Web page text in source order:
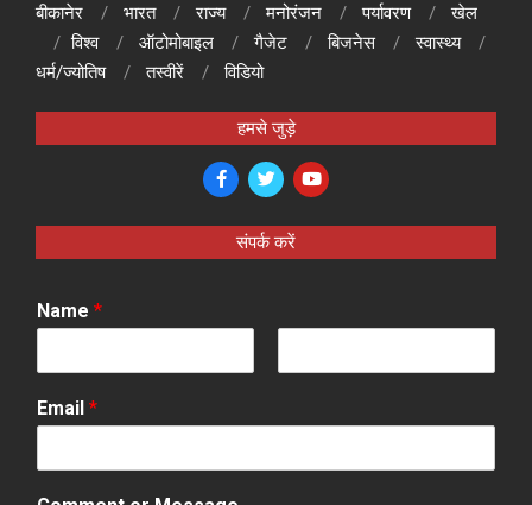
बीकानेर भारत राज्य मनोरंजन पर्यावरण
खेल
विश्व
ऑटोमोबाइल गैजेट बिजनेस
स्वास्थ्य
धर्म/ज्योतिष
तस्वीरें विडियो
हमसे जुड़े
संपर्क करें
Name *
i
rEmail *